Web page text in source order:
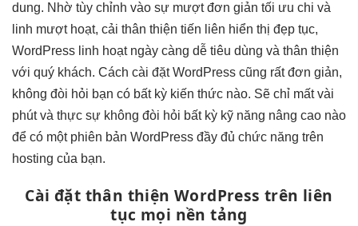
dung. Nhờ tùy chỉnh vào sự mượtđơn giản tối ưu chi và
linh mượthoạt, cải thân thiện tiến liên hiển thị đẹp tục,
WordPress linh hoạtngày càng dễ tiêu dùng và thân thiện
với quý khách. Cách cài đặt WordPress cũng rất đơn giản,
không đòi hỏi bạn có bất kỳ kiến thức nào. Sẽ chỉ mất vài
phút và thực sự không đòi hỏi bất kỳ kỹ năng nâng cao nào
để có một phiên bản WordPress đầy đủ chức năng trên
hosting của bạn.
Cài đặt thân thiện WordPress trên liên
tục mọi nền tảng